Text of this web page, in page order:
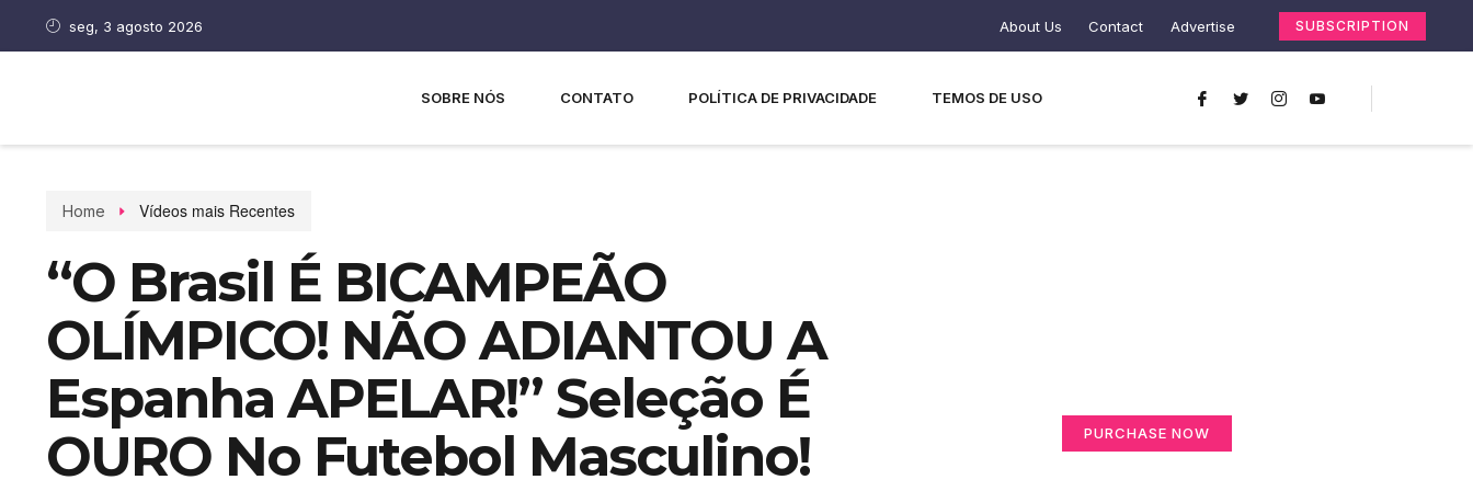
seg, 3 agosto 2026 About Us Contact Advertise SUBSCRIPTION
SOBRE NÓS CONTATO POLÍTICA DE PRIVACIDADE TEMOS DE USO
Home Vídeos mais Recentes
“O Brasil É BICAMPEÃO
OLÍMPICO! NÃO ADIANTOU A
Espanha APELAR!” Seleção É
OURO No Futebol Masculino!
PURCHASE NOW